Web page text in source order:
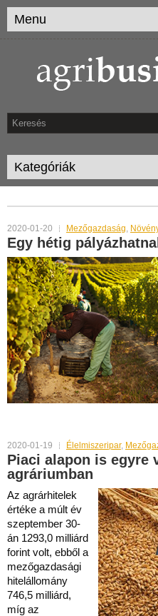
2020-01-20 Mezőgazdaság,
Egy hétig
2020-01-19 Élelmiszeripar,
Piaci alapon is egyre
agráriumban
Az agrárhitelek
értéke a múlt év
szeptember 30-
án 1293,0 milliárd
forint volt, ebből a
mezőgazdasági
hitelállomány
746,5 milliárd,
míg az